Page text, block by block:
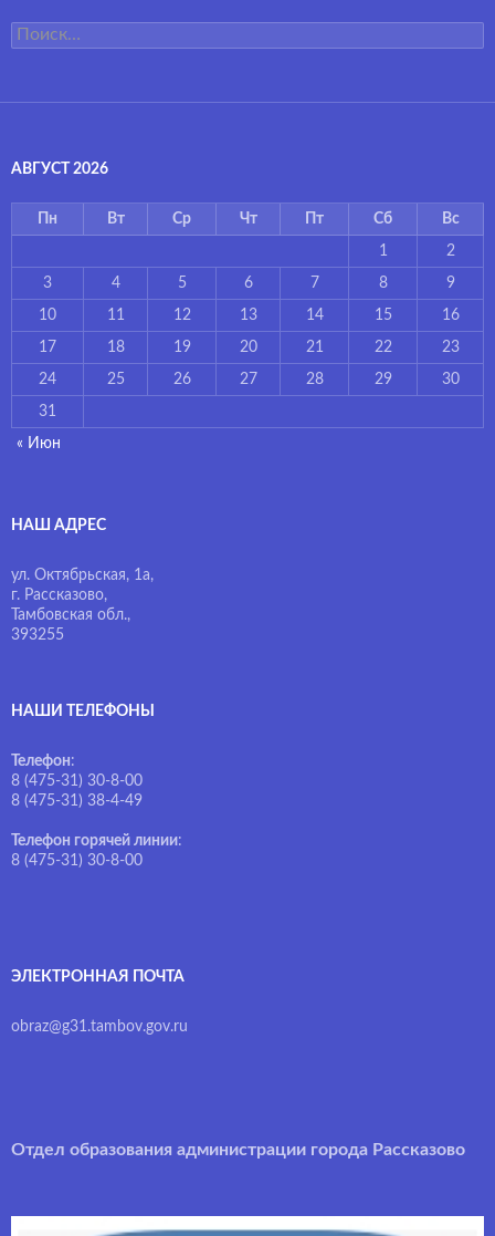
Найти:
АВГУСТ 2026
Пн Вт Ср Чт Пт Сб Вс
1 2
3 4 5 6 7 8 9
10 11 12 13 14 15 16
17 18 19 20 21 22 23
24 25 26 27 28 29 30
31
« Июн
НАШ АДРЕС
ул. Октябрьская, 1а,
г. Рассказово,
Тамбовская обл.,
393255
НАШИ ТЕЛЕФОНЫ
Телефон:
8 (475-31) 30-8-00
8 (475-31) 38-4-49
Телефон горячей линии:
8 (475-31) 30-8-00
ЭЛЕКТРОННАЯ ПОЧТА
obraz@g31.tambov.gov.ru
Отдел образования администрации города Рассказово